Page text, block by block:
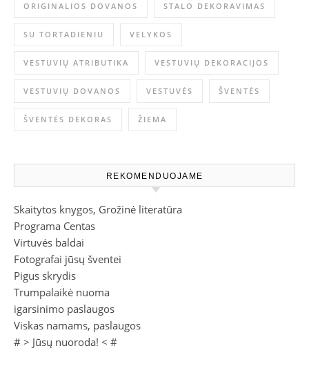
ORIGINALIOS DOVANOS STALO DEKORAVIMAS
SU TORTADIENIU VELYKOS
VESTUVIŲ ATRIBUTIKA VESTUVIŲ DEKORACIJOS
VESTUVIŲ DOVANOS VESTUVĖS ŠVENTĖS
ŠVENTĖS DEKORAS ŽIEMA
REKOMENDUOJAME
Skaitytos knygos, Grožinė literatūra
Programa Centas
Virtuvės baldai
Fotografai jūsų šventei
Pigus skrydis
Trumpalaikė nuoma
igarsinimo paslaugos
Viskas namams, paslaugos
# > Jūsų nuoroda! < #